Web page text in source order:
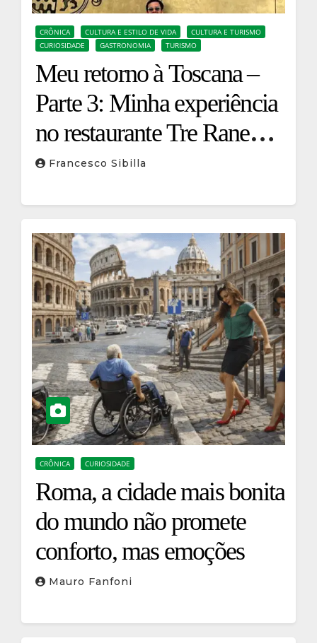
CRÔNICA CULTURA E ESTILO DE VIDA
CULTURA E TURISMO
CURIOSIDADE
GASTRONOMIA TURISMO
Meu retorno à Toscana –
Parte 3: Minha experiência
no restaurante Tre Rane
Ruffino 1877
Francesco Sibilla
CRÔNICA CURIOSIDADE
Roma, a cidade mais bonita
do mundo não promete
conforto, mas emoções
Mauro Fanfoni